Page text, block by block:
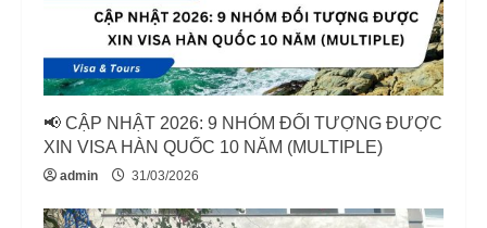
d
i
n
g
📢 CẬP NHẬT 2026: 9 NHÓM ĐỐI TƯỢNG ĐƯỢC
XIN VISA HÀN QUỐC 10 NĂM (MULTIPLE)
admin 31/03/2026